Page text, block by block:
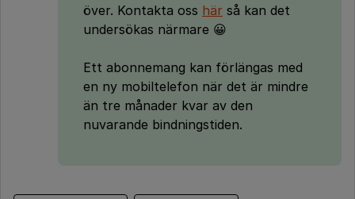
över. Kontakta oss här så kan det
undersökas närmare 😀
Ett abonnemang kan förlängas med
en ny mobiltelefon när det är mindre
än tre månader kvar av den
nuvarande bindningstiden.